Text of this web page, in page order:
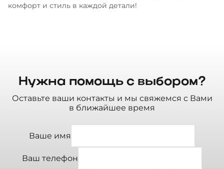
комфорт и стиль в каждой детали!
Нужна помощь с выбором?
Оставьте ваши контакты и мы свяжемся с Вами
в ближайшее время
Ваше имя
Ваш телефон